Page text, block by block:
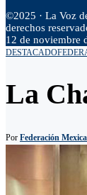
©2025 · La Voz
derechos
12 de noviembre
DESTACADO
La
Por Federación